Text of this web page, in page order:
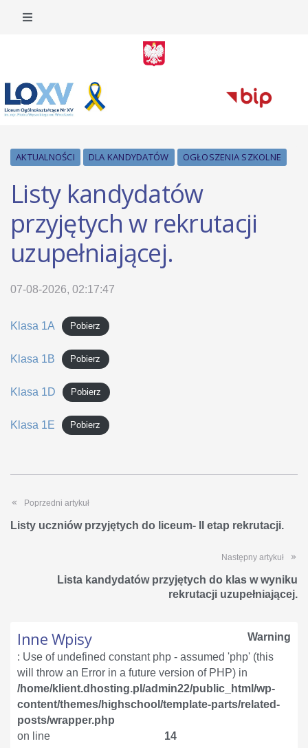
AKTUALNOŚCI DLA KANDYDATÓW OGŁOSZENIA SZKOLNE
Listy kandydatów
przyjętych w rekrutacji
uzupełniającej.
07-08-2026, 02:17:47
Klasa 1A Pobierz
Klasa 1B Pobierz
Klasa 1D Pobierz
Klasa 1E Pobierz
Poprzedni artykuł
Listy uczniów przyjętych do liceum- II etap rekrutacji.
Następny artykuł
Lista kandydatów przyjętych do klas w wyniku
rekrutacji uzupełniającej.
Inne Wpisy
Warning
: Use of undefined constant php - assumed 'php' (this
will throw an Error in a future version of PHP) in
/home/klient.dhosting.pl/admin22/public_html/wp-
content/themes/highschool/template-parts/related-
posts/wrapper.php
on line
14